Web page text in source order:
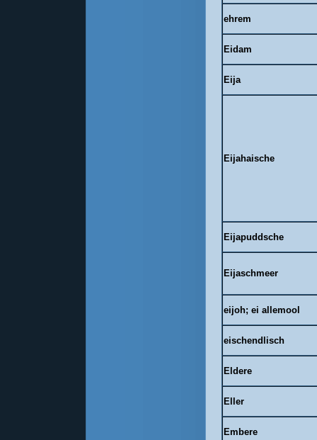
ehrem
Eidam
Eija
Eijahaische
Eijapuddsche
Eijaschmeer
eijoh; ei allemool
eischendlisch
Eldere
Eller
Embere